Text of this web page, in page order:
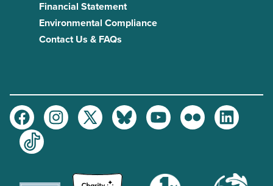
Financial Statement
Environmental Compliance
Contact Us & FAQs
FacebookInstagramTwitter BlueskyYoutubeFlickr
LinkedIn
TikTok